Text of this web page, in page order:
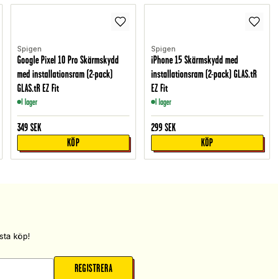
Spigen
Google Pixel 10 Pro Skärmskydd
med installationsram (2-pack)
GLAS.tR EZ Fit
I lager
349 SEK
KÖP
Spigen
iPhone 15 Skärmskydd med
installationsram (2-pack) GLAS.tR
EZ Fit
I lager
299 SEK
KÖP
köp!
REGISTRERA